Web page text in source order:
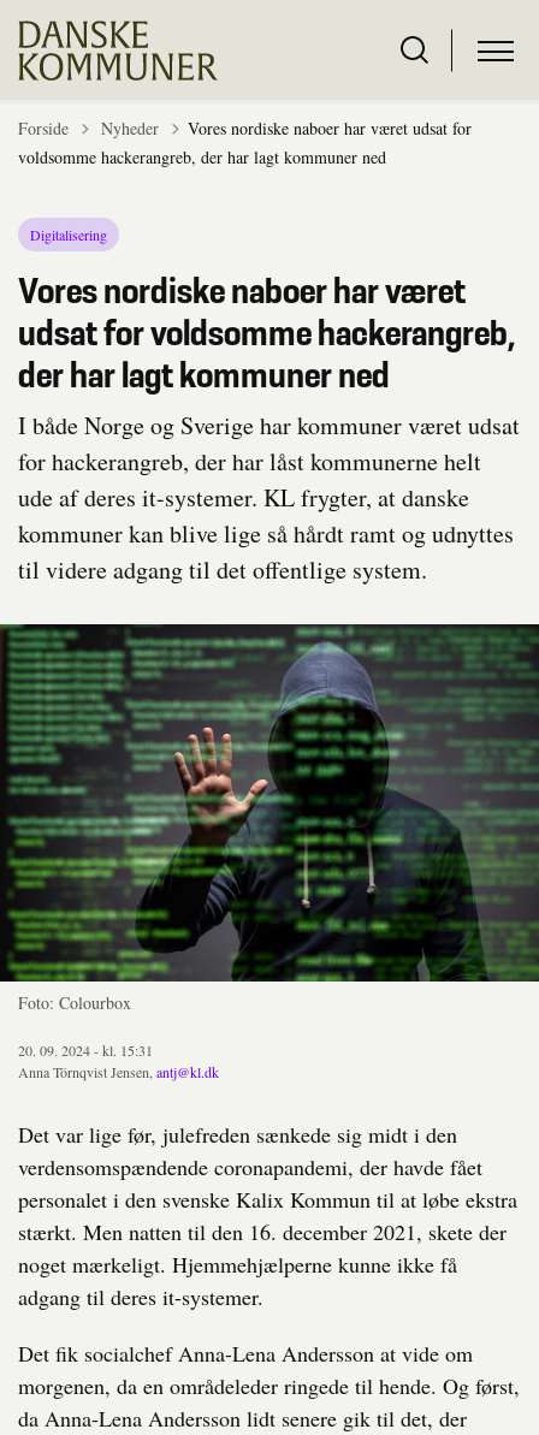
Forside Tilbage til
Nyheder
Vores nordiske naboer har været udsat for
voldsomme hackerangreb, der har lagt kommuner ned
Digitalisering
Vores nordiske naboer har været
udsat for voldsomme hackerangreb,
der har lagt kommuner ned
I både Norge og Sverige har kommuner været udsat
for hackerangreb, der har låst kommunerne helt
ude af deres it-systemer. KL frygter, at danske
kommuner kan blive lige så hårdt ramt og udnyttes
til videre adgang til det offentlige system.
Foto: Colourbox
20. 09. 2024 - kl. 15:31
Anna Törnqvist Jensen, antj@kl.dk
Det var lige før, julefreden sænkede sig midt i den
verdensomspændende coronapandemi, der havde fået
personalet i den svenske Kalix Kommun til at løbe ekstra
stærkt. Men natten til den 16. december 2021, skete der
noget mærkeligt. Hjemmehjælperne kunne ikke få
adgang til deres it-systemer.
Det fik socialchef Anna-Lena Andersson at vide om
morgenen, da en områdeleder ringede til hende. Og først,
da Anna-Lena Andersson lidt senere gik til det, der